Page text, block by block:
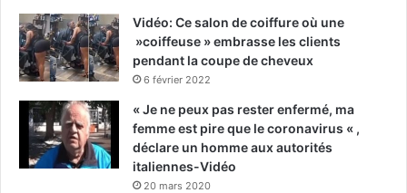
Vidéo: Ce salon de coiffure où une
»coiffeuse » embrasse les clients
pendant la coupe de cheveux
6 février 2022
« Je ne peux pas rester enfermé, ma
femme est pire que le coronavirus « ,
déclare un homme aux autorités
italiennes-Vidéo
20 mars 2020